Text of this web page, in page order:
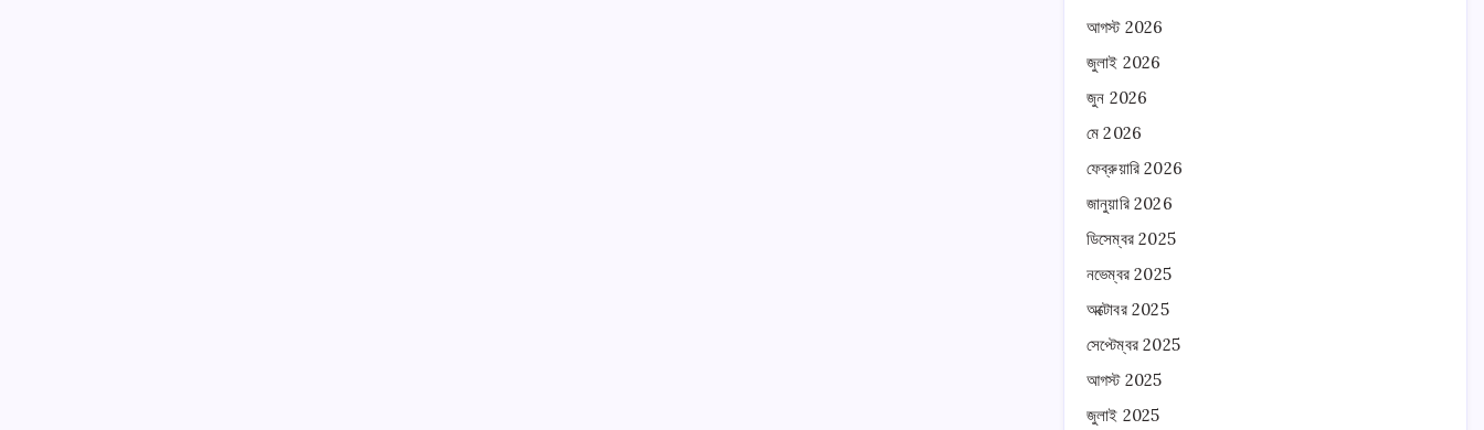
আগস্ট 2026
জুলাই 2026
জুন 2026
মে 2026
ফেব্রুয়ারি 2026
জানুয়ারি 2026
ডিসেম্বর 2025
নভেম্বর 2025
অক্টোবর 2025
সেপ্টেম্বর 2025
আগস্ট 2025
জুলাই 2025